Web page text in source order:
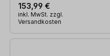
153,99 €
inkl. MwSt. zzgl.
Versandkosten